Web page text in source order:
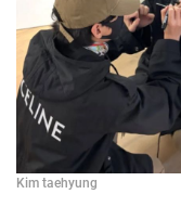
Kim taehyung